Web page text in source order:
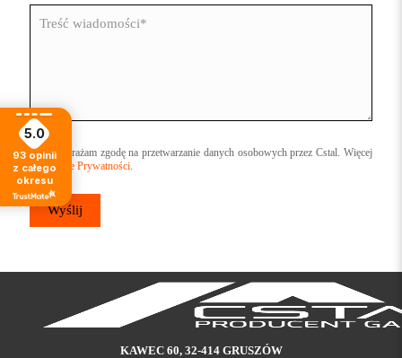
Wyrażam zgodę na przetwarzanie danych osobowych przez Cstal. Więcej
wPolityce Prywatności
KAWEC 60, 32-414 GRUSZÓW
5.0
93 opinii
z całego
okresu